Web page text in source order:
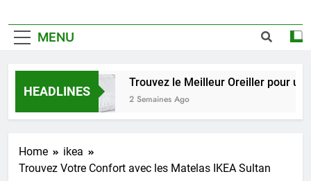
MENU
HEADLINES
Trouvez le Meilleur Oreiller pour un
2 Semaines Ago
Home
ikea
Trouvez Votre Confort avec les Matelas IKEA Sultan